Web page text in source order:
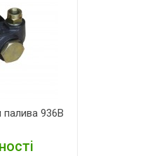
палива 936В